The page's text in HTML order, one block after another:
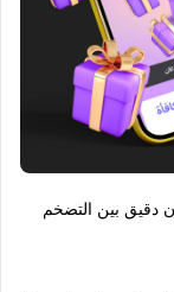
دقيق بين التضخم